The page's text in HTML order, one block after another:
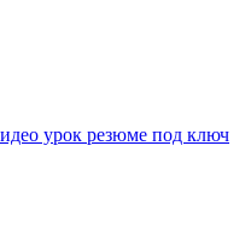
урок резюме под ключ